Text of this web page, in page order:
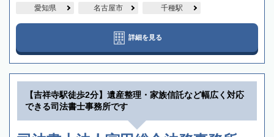
愛知県 名古屋市 千種駅
詳細を見る
【吉祥寺駅徒歩2分】遺産整理・家族信託など幅広く対応
できる司法書士事務所です